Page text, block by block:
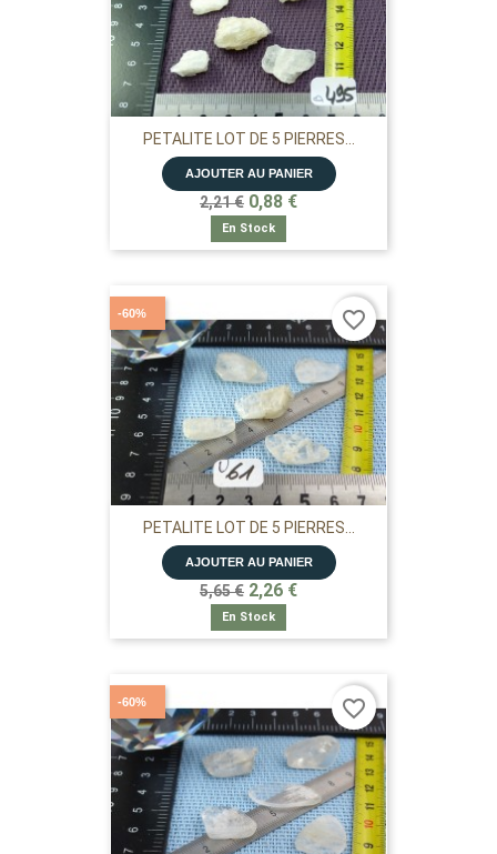
PETALITE LOT DE 5 PIERRES...
AJOUTER AU PANIER
2,21 € 0,88 €
En Stock
PETALITE LOT DE 5 PIERRES...
AJOUTER AU PANIER
5,65 € 2,26 €
En Stock
-60% favorite_border
-60% favorite_border